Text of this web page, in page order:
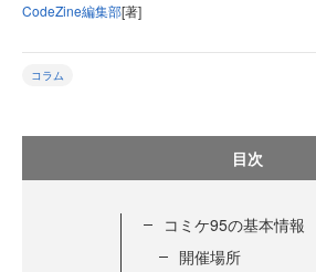
CodeZine編集部[著]
コラム
目次
コミケ95の基本情報
開催場所